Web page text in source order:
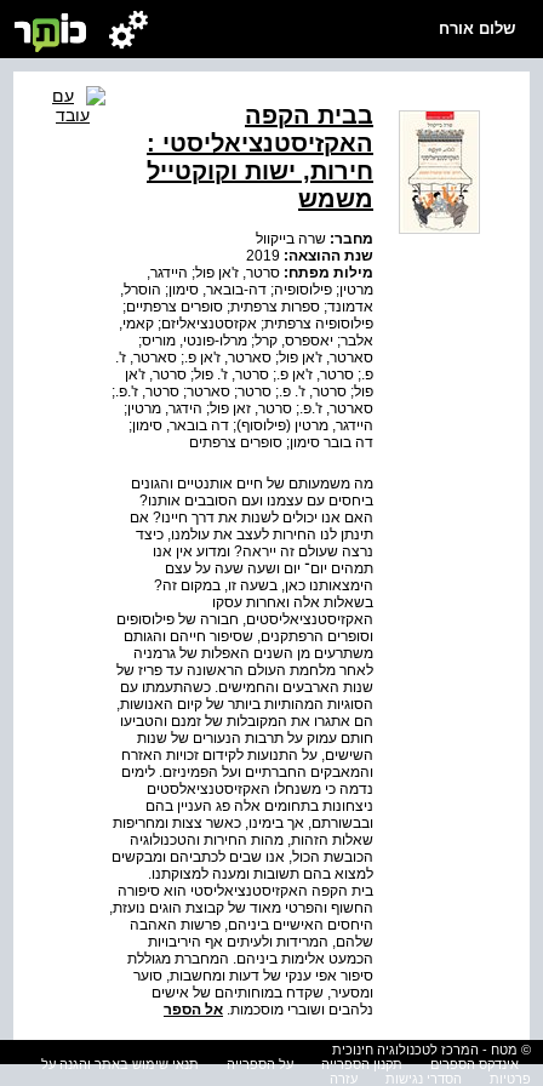
שלום אורח
בבית הקפה
האקזיסטנציאליסטי :
חירות, ישות וקוקטייל
משמש
מחבר: שרה בייקוול
שנת ההוצאה:
מילות מפתח: סרטר, ז'אן פול; היידגר,
מרטין; פילוסופיה; דה-בובאר, סימון; הוסרל,
אדמונד; ספרות צרפתית; סופרים צרפתיים;
פילוסופיה צרפתית; אקזסטנציאליזם; קאמי,
אלבר; יאספרס, קרל; מרלו-פונטי, מוריס;
סארטר, ז'אן פול; סארטר, ז'אן פ.; סארטר, ז'.
פ.; סרטר, ז'אן פ.; סרטר, ז'. פול; סרטר, ז'אן
פול; סרטר, ז'. פ.; סרטר; סארטר; סרטר, ז'.פ.;
סארטר, ז'.פ.; סרטר, זאן פול; הידגר, מרטין;
היידגר, מרטין (פילוסוף); דה בובאר, סימון;
דה בובר סימון; סופרים צרפתים
מה משמעותם של חיים אותנטיים והגונים
ביחסים עם עצמנו ועם הסובבים אותנו?
האם אנו יכולים לשנות את דרך חיינו? אם
תינתן לנו החירות לעצב את עולמנו, כיצד
נרצה שעולם זה ייראה? ומדוע אין אנו
תמהים יום־ יום ושעה שעה על עצם
הימצאותנו כאן, בשעה זו, במקום זה?
בשאלות אלה ואחרות עסקו
האקזיסטנציאליסטים, חבורה של פילוסופים
וסופרים הרפתקנים, שסיפור חייהם והגותם
משתרעים מן השנים האפלות של גרמניה
לאחר מלחמת העולם הראשונה עד פריז של
שנות הארבעים והחמישים. כשהתעמתו עם
הסוגיות המהותיות ביותר של קיום האנושות,
הם אתגרו את המקובלות של זמנם והטביעו
חותם עמוק על תרבות הנעורים של שנות
השישים, על התנועות לקידום זכויות האזרח
והמאבקים החברתיים ועל הפמיניזם. לימים
נדמה כי משנחלו האקזיסטנציאלסטים
ניצחונות בתחומים אלה פג העניין בהם
ובבשורתם, אך בימינו, כאשר צצות ומחריפות
שאלות הזהות, מהות החירות והטכנולוגיה
הכובשת הכול, אנו שבים לכתביהם ומבקשים
למצוא בהם תשובות ומענה למצוקתנו.
בית הקפה האקזיסטנציאליסטי הוא סיפורה
החשוף והפרטי מאוד של קבוצת הוגים נועזת,
היחסים האישיים ביניהם, פרשות האהבה
שלהם, המרידות ולעיתים אף היריבויות
הכמעט אלימות ביניהם. המחברת מגוללת
סיפור אפי ענקי של דעות ומחשבות, סוער
ומסעיר, שקדח במוחותיהם של אישים
נלהבים ושוברי מוסכמות. אל הספר
נושא/נושאים:
תוכן הספר:
© מטח - המרכז לטכנולוגיה חינוכית
אינדקס הספרים
תקנון הספרייה על הספרייה
תנאי שימוש באתר והגנה על
פרטיות
הסדרי נגישות עזרה